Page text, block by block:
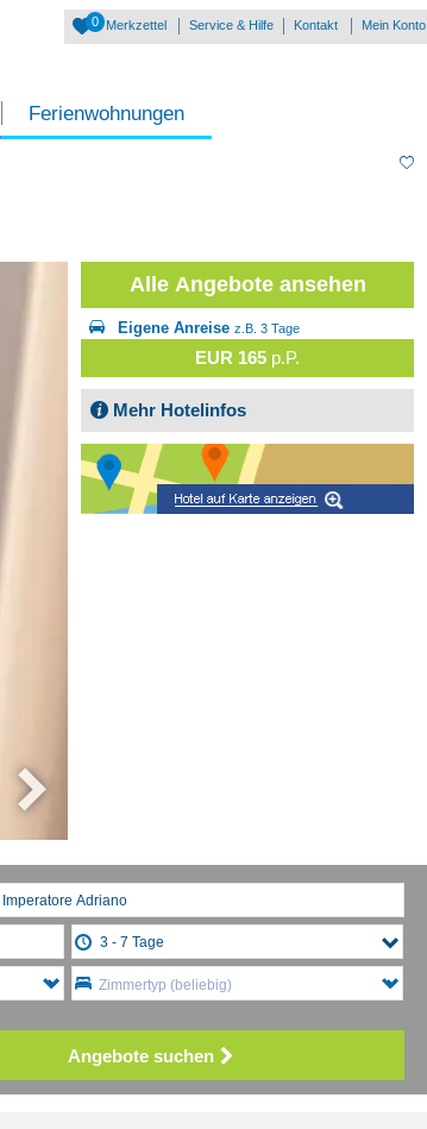
Ferienwohnungen
0 Merkzettel Service & Hilfe Kontakt Mein Konto
Alle Angebote ansehen
Eigene Anreise z.B. 3 Tage
EUR 165 p.P.
Mehr Hotelinfos
Zimmertyp (beliebig)
Angebote suchen